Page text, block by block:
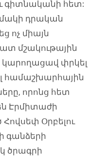
գիտնականի հետ:
դրական
ոչ միայն
մշակութային
կարողացավ փրկել
համաշխարհային
որոնց հետ
Էրմիտաժի
Օրբելու
գանձերի
ծրագրի